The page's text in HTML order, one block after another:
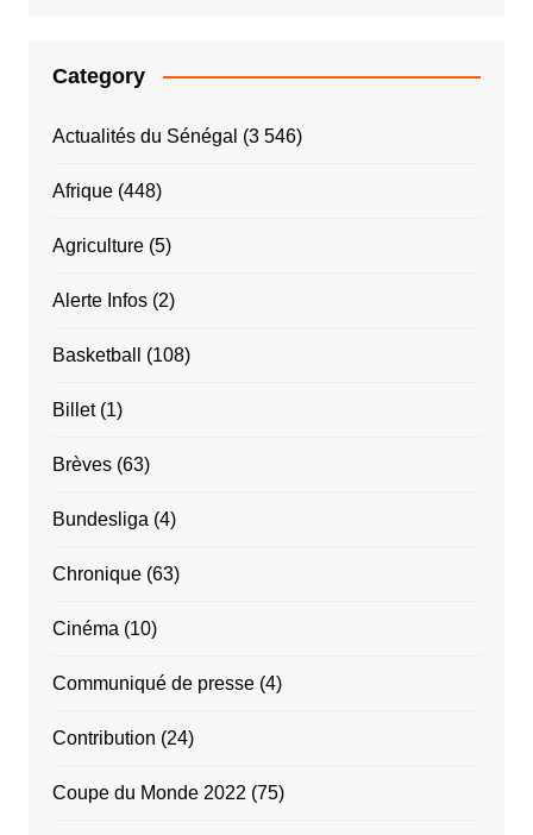
Category
Actualités du Sénégal (3 546)
Afrique(448)
Agriculture(5)
Alerte Infos(2)
Basketball (108)
Billet(1)
Brèves(63)
Bundesliga (4)
Chronique(63)
Cinéma (10)
Communiqué de presse(4)
Contribution (24)
Coupe du Monde 2022 (75)